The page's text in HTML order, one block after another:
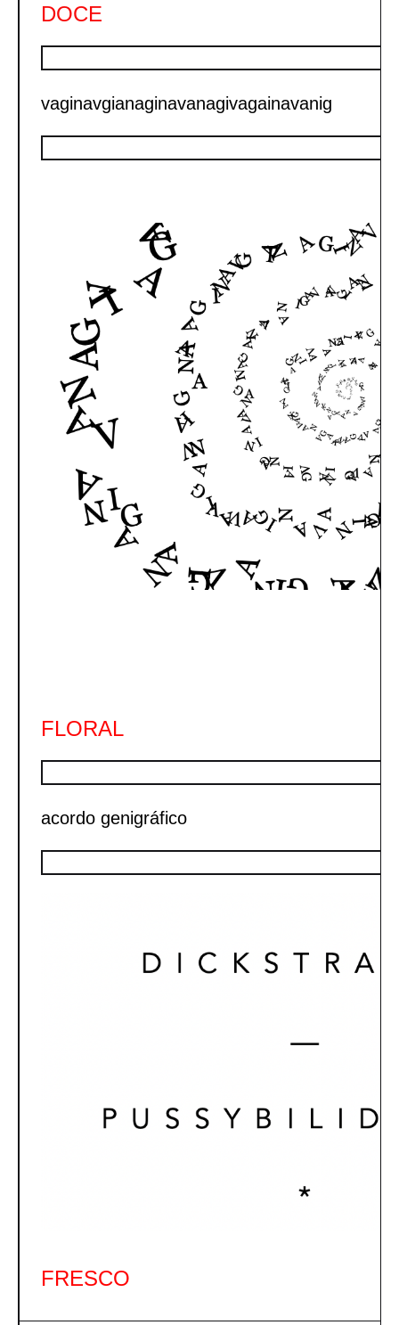
DOCE
vaginavgianaginavanagivagainavanig
FLORAL
acordo genigráfico
FRESCO